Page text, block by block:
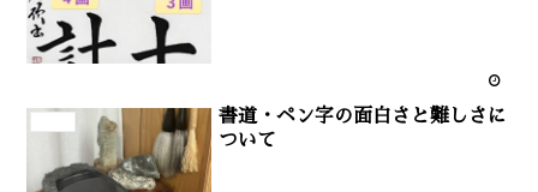
書道・ペン字の面白さと難しさに
ついて